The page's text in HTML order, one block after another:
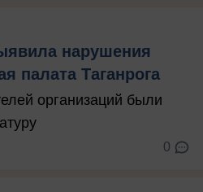
нарушения
палата Таганрога
организаций были
0